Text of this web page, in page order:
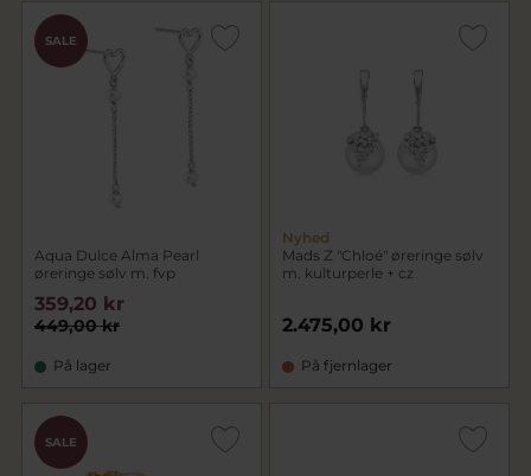
SALE
Aqua Dulce Alma Pearl
øreringe sølv m. fvp
449,00 kr
359,20 kr
På lager
Nyhed
Mads Z "Chloé" øreringe sølv
m. kulturperle + cz
2.475,00 kr
På fjernlager
SALE